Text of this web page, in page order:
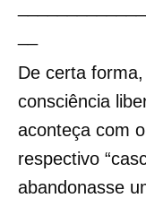
De certa
consciência
aconteça com
respectivo
abandonasse